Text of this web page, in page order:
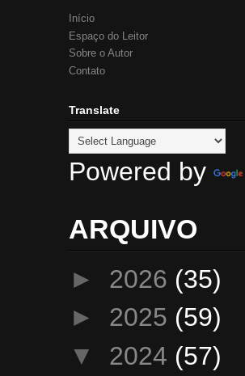
Início
Espaço do Leitor
Sobre o Autor
Contato
Translate
Powered by
ARQUIVO
► 2026 (35)
► 2025 (59)
▼ 2024 (57)